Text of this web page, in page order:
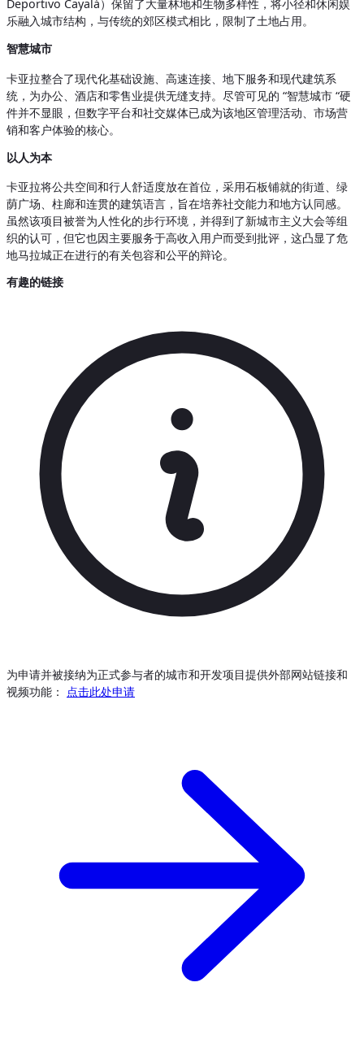
Deportivo Cayalá）保留了大量林地和生物多样性，将小径和休闲娱
乐融入城市结构，与传统的郊区模式相比，限制了土地占用。
智慧城市
卡亚拉整合了现代化基础设施、高速连接、地下服务和现代建筑系
统，为办公、酒店和零售业提供无缝支持。尽管可见的 “智慧城市 “硬
件并不显眼，但数字平台和社交媒体已成为该地区管理活动、市场营
销和客户体验的核心。
以人为本
卡亚拉将公共空间和行人舒适度放在首位，采用石板铺就的街道、绿
荫广场、柱廊和连贯的建筑语言，旨在培养社交能力和地方认同感。
虽然该项目被誉为人性化的步行环境，并得到了新城市主义大会等组
织的认可，但它也因主要服务于高收入用户而受到批评，这凸显了危
地马拉城正在进行的有关包容和公平的辩论。
有趣的链接
为申请并被接纳为正式参与者的城市和开发项目提供外部网站链接和
视频功能：
点击此处申请